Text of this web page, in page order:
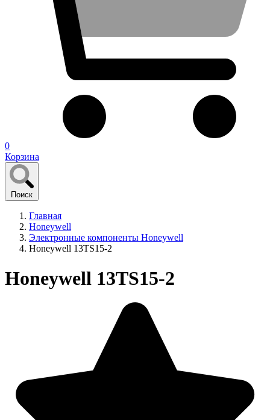
0
Корзина
Поиск
Главная
Honeywell
Электронные компоненты Honeywell
Honeywell 13TS15-2
Honeywell 13TS15-2